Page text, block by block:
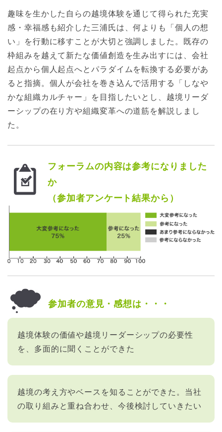
趣味を生かした自らの越境体験を通じて得られた充実
感・幸福感も紹介した三浦氏は、何よりも「個人の想
い」を行動に移すことが大切と強調しました。既存の
枠組みを越えて新たな価値創造を生み出すには、会社
起点から個人起点へとパラダイムを転換する必要があ
ると指摘。個人が会社を巻き込んで活用する「しなや
かな組織カルチャー」を目指したいとし、越境リーダ
ーシップの在り方や組織変革への道筋を解説しまし
た。
フォーラムの内容は参考になりました
か
（参加者アンケート結果から）
参加者の意見・感想は・・・
越境体験の価値や越境リーダーシップの必要性
を、多面的に聞くことができた
越境の考え方やベースを知ることができた。当社
の取り組みと重ね合わせ、今後検討していきたい